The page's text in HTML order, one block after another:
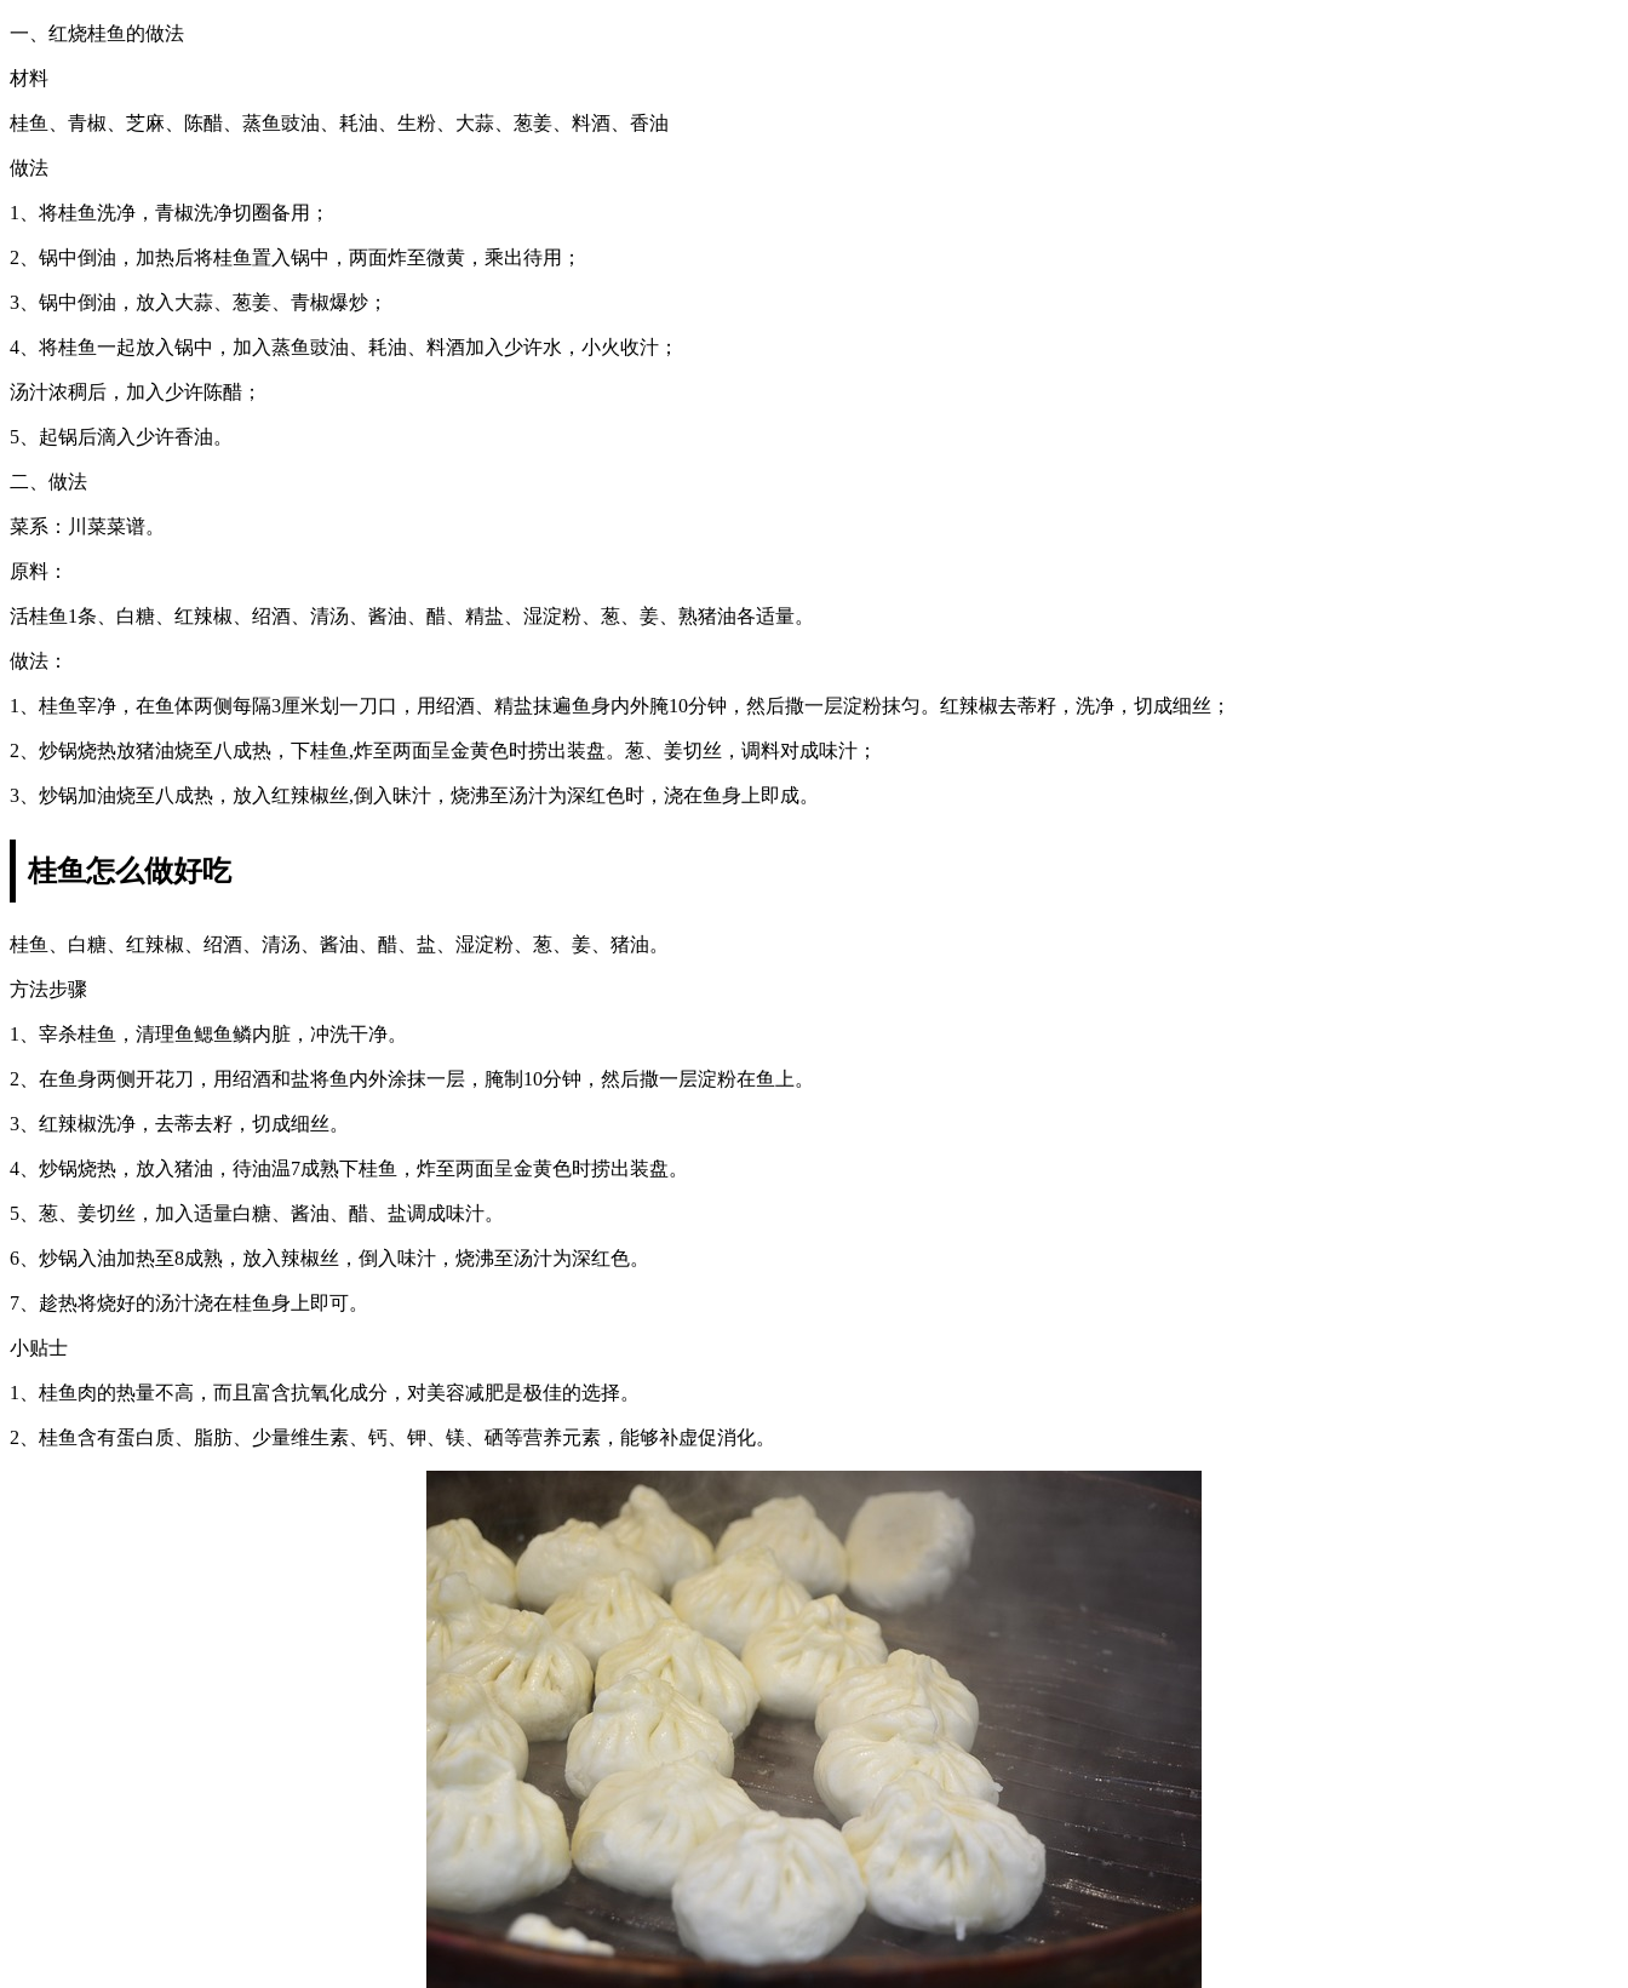
一、红烧桂鱼的做法
材料
桂鱼、青椒、芝麻、陈醋、蒸鱼豉油、耗油、生粉、大蒜、葱姜、料酒、香油
做法
1、将桂鱼洗净，青椒洗净切圈备用；
2、锅中倒油，加热后将桂鱼置入锅中，两面炸至微黄，乘出待用；
3、锅中倒油，放入大蒜、葱姜、青椒爆炒；
4、将桂鱼一起放入锅中，加入蒸鱼豉油、耗油、料酒加入少许水，小火收汁；
汤汁浓稠后，加入少许陈醋；
5、起锅后滴入少许香油。
二、做法
菜系：川菜菜谱。
原料：
活桂鱼1条、白糖、红辣椒、绍酒、清汤、酱油、醋、精盐、湿淀粉、葱、姜、熟猪油各适量。
做法：
1、桂鱼宰净，在鱼体两侧每隔3厘米划一刀口，用绍酒、精盐抹遍鱼身内外腌10分钟，然后撒一层淀粉抹匀。红辣椒去蒂籽，洗净，切成细丝；
2、炒锅烧热放猪油烧至八成热，下桂鱼,炸至两面呈金黄色时捞出装盘。葱、姜切丝，调料对成味汁；
3、炒锅加油烧至八成热，放入红辣椒丝,倒入昧汁，烧沸至汤汁为深红色时，浇在鱼身上即成。
桂鱼怎么做好吃
桂鱼、白糖、红辣椒、绍酒、清汤、酱油、醋、盐、湿淀粉、葱、姜、猪油。
方法步骤
1、宰杀桂鱼，清理鱼鳃鱼鳞内脏，冲洗干净。
2、在鱼身两侧开花刀，用绍酒和盐将鱼内外涂抹一层，腌制10分钟，然后撒一层淀粉在鱼上。
3、红辣椒洗净，去蒂去籽，切成细丝。
4、炒锅烧热，放入猪油，待油温7成熟下桂鱼，炸至两面呈金黄色时捞出装盘。
5、葱、姜切丝，加入适量白糖、酱油、醋、盐调成味汁。
6、炒锅入油加热至8成熟，放入辣椒丝，倒入味汁，烧沸至汤汁为深红色。
7、趁热将烧好的汤汁浇在桂鱼身上即可。
小贴士
1、桂鱼肉的热量不高，而且富含抗氧化成分，对美容减肥是极佳的选择。
2、桂鱼含有蛋白质、脂肪、少量维生素、钙、钾、镁、硒等营养元素，能够补虚促消化。